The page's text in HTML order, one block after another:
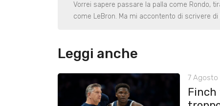
Vorrei sapere passare la palla come Rondo,
come LeBron. Ma mi accontento di scrivere
Leggi anche
7 Agosto
Finch